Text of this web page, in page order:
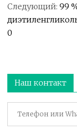
Следующий: 99
0
Наш контакт